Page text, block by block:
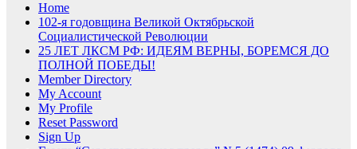
Home
102-я годовщина Великой Октябрьской
Социалистической Революции
25 ЛЕТ ЛКСМ РФ: ИДЕЯМ ВЕРНЫ, БОРЕМСЯ ДО
ПОЛНОЙ ПОБЕДЫ!
Member Directory
My Account
My Profile
Reset Password
Sign Up